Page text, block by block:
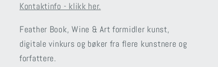
Kontaktinfo - klikk her.
Feather Book, Wine & Art formidler kunst,
digitale vinkurs og bøker fra flere kunstnere og
forfattere.